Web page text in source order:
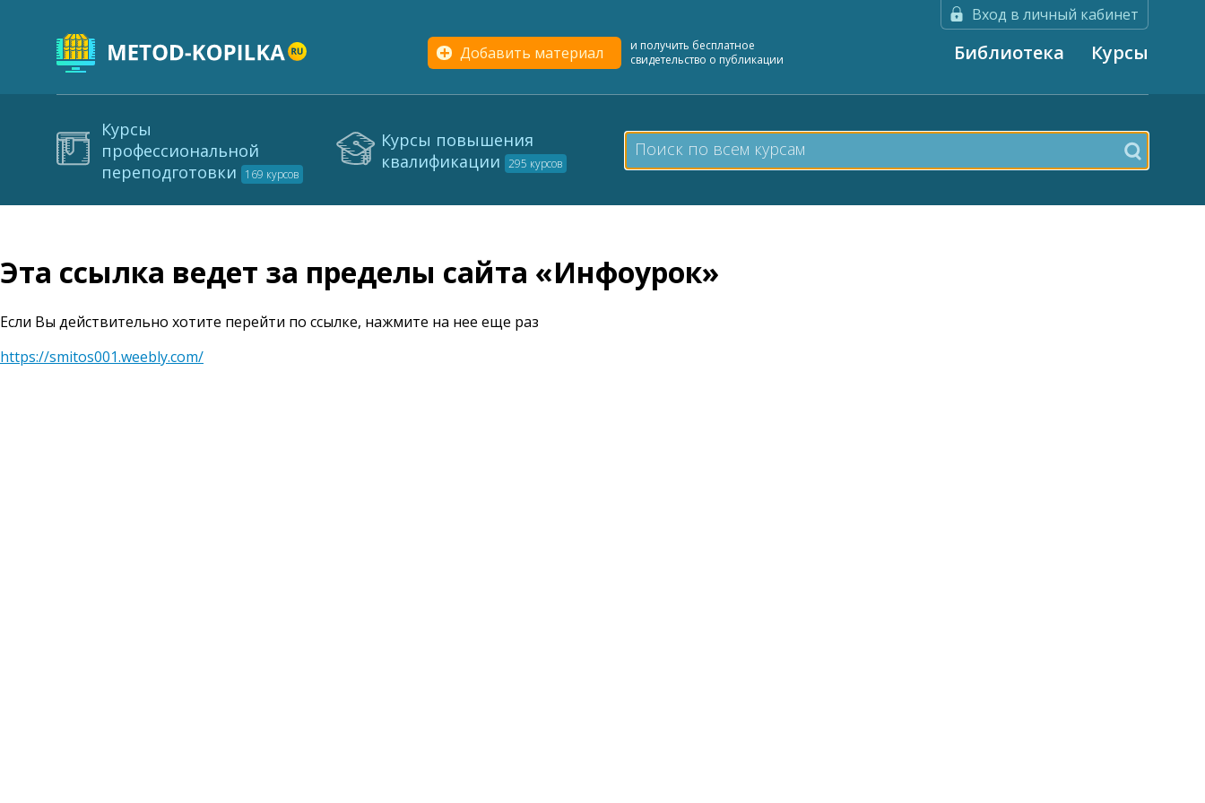
Вход в личный кабинет
Добавить материал
и получить бесплатное
свидетельство о публикации
Библиотека Курсы
Курсы
профессиональной
переподготовки
169 курсов
Курсы повышения
квалификации 295 курсов
Эта ссылка ведет за пределы сайта «Инфоурок»
Если Вы действительно хотите перейти по ссылке, нажмите на нее еще раз
https://smitos001.weebly.com/